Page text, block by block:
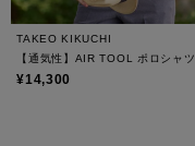
TAKEO KIKUCHI
【通気性】AIR TOOL ポロシャツ
¥14,300